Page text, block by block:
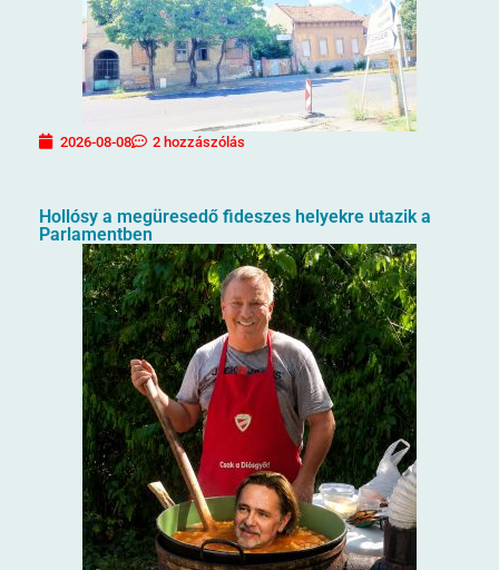
2026-08-08 2 hozzászólás
Hollósy a megüresedő fideszes helyekre utazik a
Parlamentben